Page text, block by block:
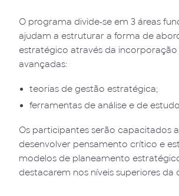
O programa divide-se em 3 áreas
ajudam a estruturar a forma de
estratégico através da incorporação
avançadas:
teorias de gestão estratégica;
ferramentas de análise e de
Os participantes serão capacitados
desenvolver pensamento crítico e
modelos de planeamento
destacarem nos níveis superiores da